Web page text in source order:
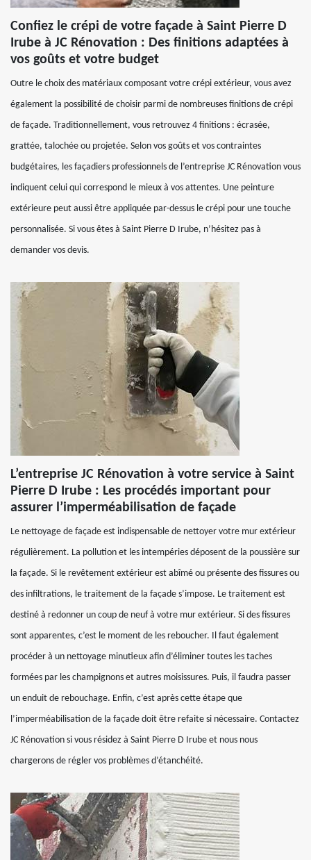
Confiez le crépi de votre façade à Saint Pierre D
Irube à JC Rénovation : Des finitions adaptées à
vos goûts et votre budget
Outre le choix des matériaux composant votre crépi extérieur, vous avez
également la possibilité de choisir parmi de nombreuses finitions de crépi
de façade. Traditionnellement, vous retrouvez 4 finitions : écrasée,
grattée, talochée ou projetée. Selon vos goûts et vos contraintes
budgétaires, les façadiers professionnels de l’entreprise JC Rénovation vous
indiquent celui qui correspond le mieux à vos attentes. Une peinture
extérieure peut aussi être appliquée par-dessus le crépi pour une touche
personnalisée. Si vous êtes à Saint Pierre D Irube, n’hésitez pas à
demander vos devis.
L’entreprise JC Rénovation à votre service à Saint
Pierre D Irube : Les procédés important pour
assurer l’imperméabilisation de façade
Le nettoyage de façade est indispensable de nettoyer votre mur extérieur
régulièrement. La pollution et les intempéries déposent de la poussière sur
la façade. Si le revêtement extérieur est abîmé ou présente des fissures ou
des infiltrations, le traitement de la façade s’impose. Le traitement est
destiné à redonner un coup de neuf à votre mur extérieur. Si des fissures
sont apparentes, c’est le moment de les reboucher. Il faut également
procéder à un nettoyage minutieux afin d’éliminer toutes les taches
formées par les champignons et autres moisissures. Puis, il faudra passer
un enduit de rebouchage. Enfin, c’est après cette étape que
l’imperméabilisation de la façade doit être refaite si nécessaire. Contactez
JC Rénovation si vous résidez à Saint Pierre D Irube et nous nous
chargerons de régler vos problèmes d’étanchéité.